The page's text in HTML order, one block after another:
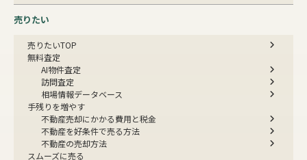
売りたい
売りたいTOP
無料査定
AI物件査定
訪問査定
相場情報データベース
手残りを増やす
不動産売却にかかる費用と税金
不動産を好条件で売る方法
不動産の売却方法
スムーズに売る